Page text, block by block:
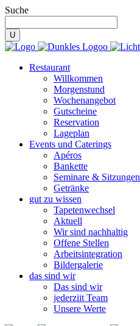
Suche
Restaurant
Willkommen
Morgenstund
Wochenangebot
Gutscheine
Reservation
Lageplan
Events und Caterings
Apéros
Bankette
Seminare & Sitzungen
Getränke
gut zu wissen
Tapetenwechsel
Aktuell
Wir sind nachhaltig
Offene Stellen
Arbeitsintegration
Bildergalerie
das sind wir
Das sind wir
jederziit Team
Unsere Werte